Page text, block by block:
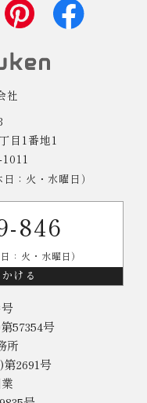
社
目1番地1
：火・水曜日）
846
：火・水曜日）
ける
57354号
所
2691号